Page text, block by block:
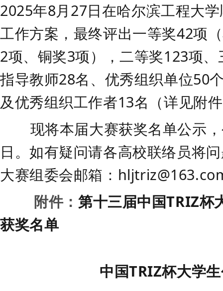
2025年8月 27日在哈尔滨工程大
工作方案，最终评出一等奖42项
2项、铜奖3项），二等奖123项、
指导教师28名、优秀组织单位50
及优秀组织工作者13名（详见附
现将本届大赛获奖名单公示，
日。如有疑问请各高校联络员将
大赛组委会邮箱：
附件： 第十三届中国TRIZ杯
获奖名单
中国TRIZ杯大学